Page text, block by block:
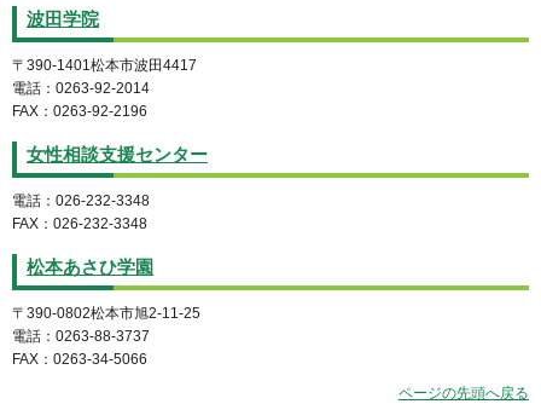
波田学院
〒390-1401松本市波田4417
電話：0263-92-2014
FAX：0263-92-2196
女性相談支援センター
電話：026-232-3348
FAX：026-232-3348
松本あさひ学園
〒390-0802松本市旭2-11-25
電話：0263-88-3737
FAX：0263-34-5066
ページの先頭へ戻る